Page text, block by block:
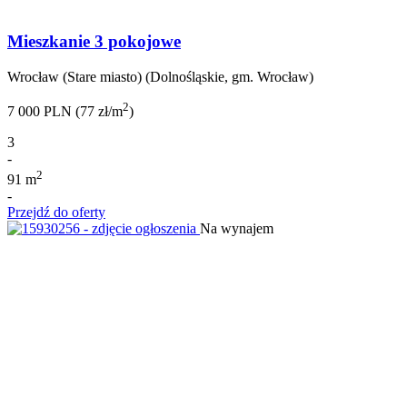
Mieszkanie 3 pokojowe
Wrocław (Stare miasto) (Dolnośląskie, gm. Wrocław)
7 000 PLN (77 zł/m2)
3
-
91 m2
-
Przejdź do oferty
Na wynajem